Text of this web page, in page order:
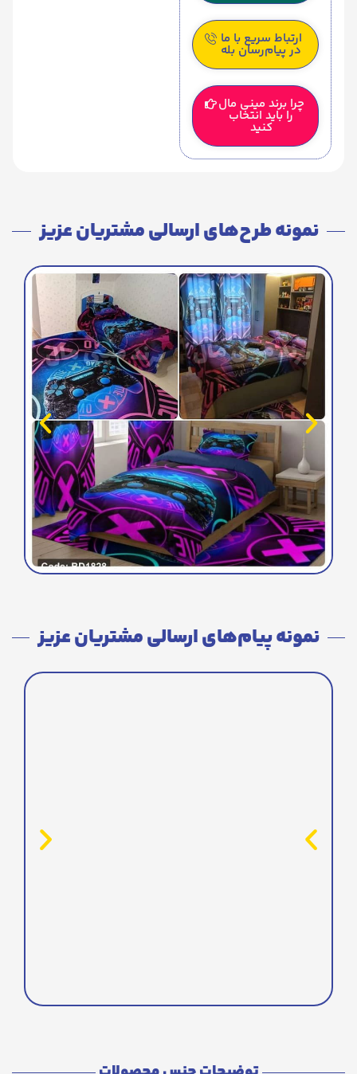
ارتباط سریع با ما
در پیام‌رسان بله
چرا برند مینی مال
را باید انتخاب
کنید
نمونه طرح‌های ارسالی مشتریان عزیز
نمونه پیام‌های ارسالی مشتریان عزیز